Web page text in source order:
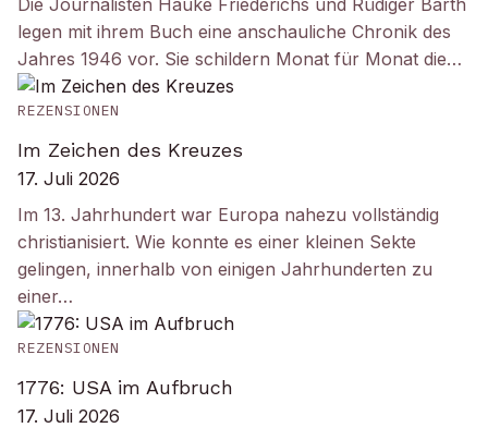
Die Journalisten Hauke Friederichs und Rüdiger Barth
legen mit ihrem Buch eine anschauliche Chronik des
Jahres 1946 vor. Sie schildern Monat für Monat die…
REZENSIONEN
Im Zeichen des Kreuzes
17. Juli 2026
Im 13. Jahrhundert war Europa nahezu vollständig
christianisiert. Wie konnte es einer kleinen Sekte
gelingen, innerhalb von einigen Jahrhunderten zu
einer…
REZENSIONEN
1776: USA im Aufbruch
17. Juli 2026